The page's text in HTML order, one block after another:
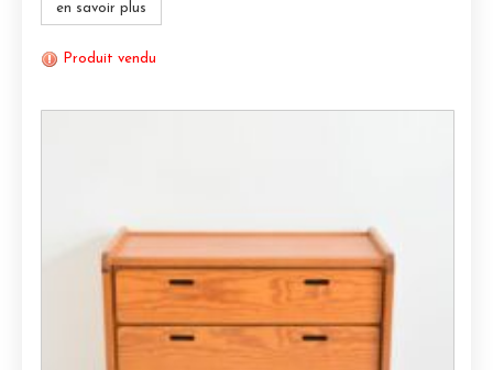
en savoir plus
Produit vendu